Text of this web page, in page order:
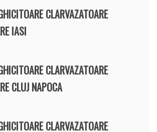
CLARVAZATOARE
IASI
CLARVAZATOARE
CLUJ NAPOCA
CLARVAZATOARE